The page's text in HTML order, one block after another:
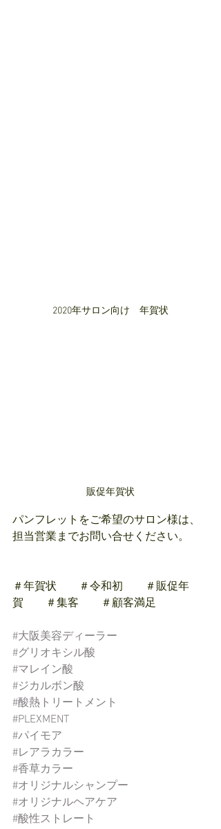
2020年サロン向け　年賀状
販促年賀状
パンフレットをご希望のサロン様は、
担当営業までお問い合せください。
＃年賀状　　＃令和初　　＃販促年
賀　　＃集客　　＃顧客満足
#大阪美容ディーラー
#グリオキシル酸
#マレイン酸
#ジカルボン酸
#酸熱トリートメント
#PLEXMENT
#パイモア
#レアラカラー
#香草カラー
#オリジナルシャンプー
#オリジナルヘアケア
#酸性ストレート